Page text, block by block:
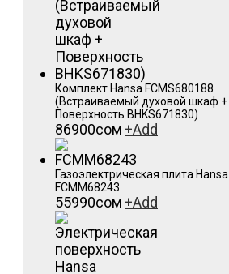
Комплект Hansa FCMS680188
(Встраиваемый духовой шкаф +
Поверхность BHKS671830)
86900сом+Add
Газоэлектрическая плита Hansa
FCMM68243
55990сом+Add